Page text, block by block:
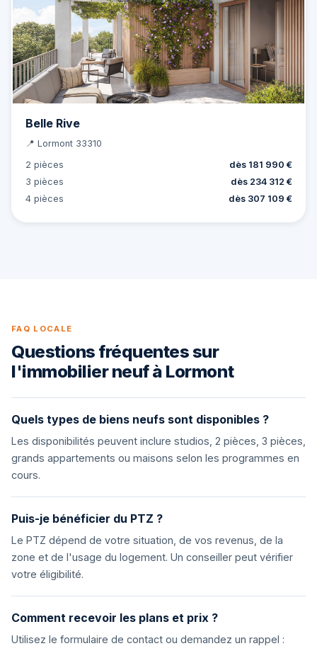
Belle Rive
📍 Lormont 33310
2 pièces
dès 181 990 €
3 pièces
dès 234 312 €
4 pièces
dès 307 109 €
FAQ LOCALE
Questions fréquentes sur
l'immobilier neuf à Lormont
Quels types de biens neufs sont disponibles ?
Les disponibilités peuvent inclure studios, 2 pièces, 3 pièces,
grands appartements ou maisons selon les programmes en
cours.
Puis-je bénéficier du PTZ ?
Le PTZ dépend de votre situation, de vos revenus, de la
zone et de l'usage du logement. Un conseiller peut vérifier
votre éligibilité.
Comment recevoir les plans et prix ?
Utilisez le formulaire de contact ou demandez un rappel :